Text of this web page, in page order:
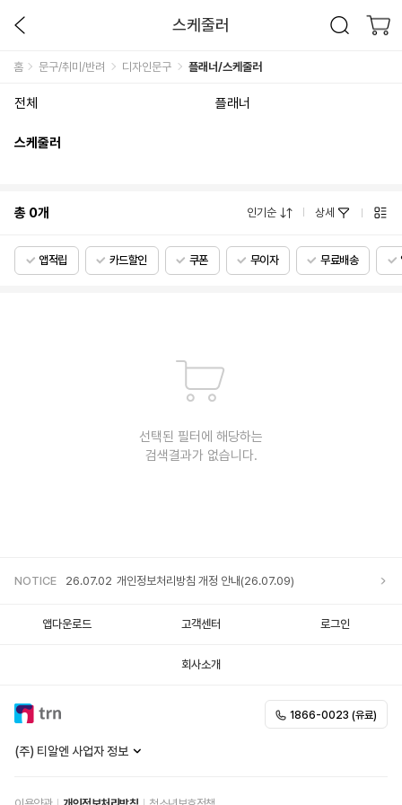
스케줄러
홈 문구/취미/반려 디자인문구 플래너/스케줄러
전체 플래너
스케줄러
총 0개 인기순 상세
앱적립 카드할인 쿠폰 무이자 무료배송
선택된 필터에 해당하는
검색결과가 없습니다.
NOTICE 26.07.02 개인정보처리방침 개정 안내(26.07.09)
앱다운로드 고객센터 로그인
회사소개
(주) 티알엔 사업자 정보
1866-0023 (유료)